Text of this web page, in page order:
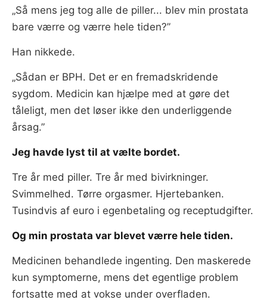
„Så mens jeg tog alle de piller... blev min prostata
bare værre og værre hele tiden?”
Han nikkede.
„Sådan er BPH. Det er en fremadskridende
sygdom. Medicin kan hjælpe med at gøre det
tåleligt, men det løser ikke den underliggende
årsag.”
Jeg havde lyst til at vælte bordet.
Tre år med piller. Tre år med bivirkninger.
Svimmelhed. Tørre orgasmer. Hjertebanken.
Tusindvis af euro i egenbetaling og receptudgifter.
Og min prostata var blevet værre hele tiden.
Medicinen behandlede ingenting. Den maskerede
kun symptomerne, mens det egentlige problem
fortsatte med at vokse under overfladen.